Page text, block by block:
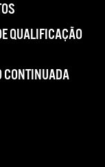
QUALIFICAÇÃO
CONTINUADA